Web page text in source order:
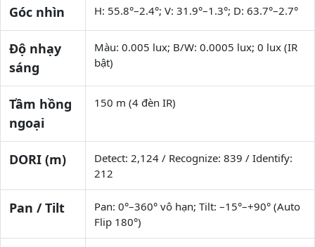
Góc nhìn H: 55.8°–2.4°; V: 31.9°–1.3°; D: 63.7°–2.7°
Độ nhạy
sáng
Màu: 0.005 lux; B/W: 0.0005 lux; 0 lux (IR
bật)
Tầm hồng
ngoại
150 m (4 đèn IR)
DORI (m)
Detect: 2,124 / Recognize: 839 / Identify:
212
Pan / Tilt
Pan: 0°–360° vô hạn; Tilt: –15°–+90° (Auto
Flip 180°)